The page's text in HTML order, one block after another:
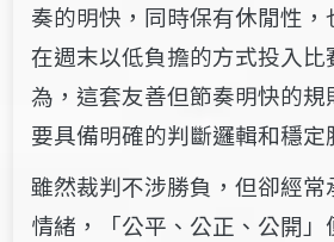
奏的明快，同時保有休閒性，
在週末以低負擔的方式投入比
為，這套友善但節奏明快的
要具備明確的判斷邏輯和穩定
雖然裁判不涉勝負，但卻經
情緒，「公平、公正、公開